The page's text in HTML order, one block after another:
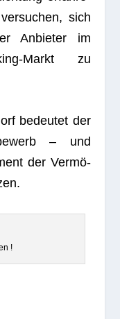
sich
Anbie­ter im
Markt zu
bedeu­tet der
– und
der Ver­mö­
!